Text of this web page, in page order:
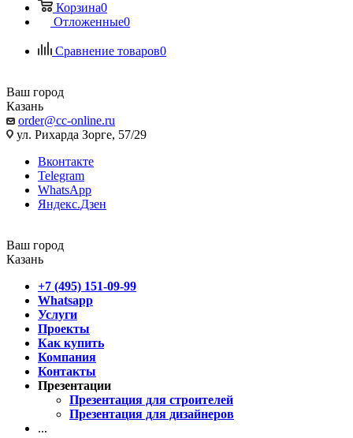
Корзина0
Отложенные0
Сравнение товаров0
Ваш город
Казань
order@cc-online.ru
ул. Рихарда Зорге, 57/29
Вконтакте
Telegram
WhatsApp
Яндекс.Дзен
Ваш город
Казань
+7 (495) 151-09-99
Whatsapp
Услуги
Проекты
Как купить
Компания
Контакты
Презентации
Презентация для строителей
Презентация для дизайнеров
...